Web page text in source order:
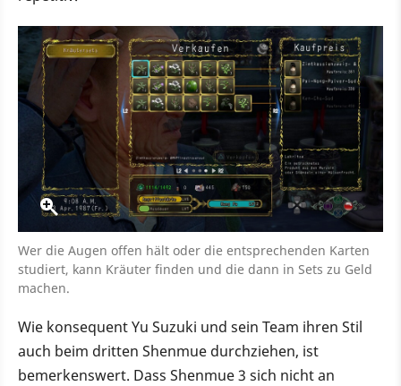
Wer die Augen offen hält oder die entsprechenden Karten
studiert, kann Kräuter finden und die dann in Sets zu Geld
machen.
Wie konsequent Yu Suzuki und sein Team ihren Stil
auch beim dritten Shenmue durchziehen, ist
bemerkenswert. Dass Shenmue 3 sich nicht an